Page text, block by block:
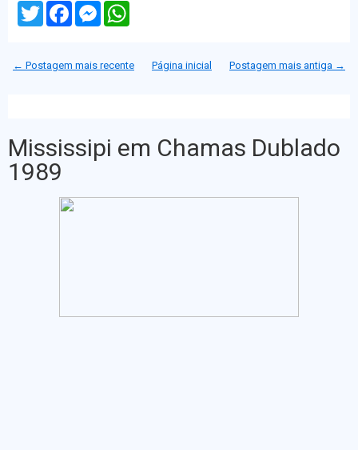
T
w
e
F
o
M
n
A
← Postagem mais recente Postagem mais antiga →
Página inicial
Mississipi em Chamas Dublado
1989